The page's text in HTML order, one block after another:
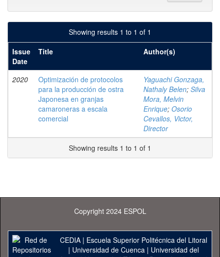
Showing results 1 to 1 of 1
Issue
Date
Title Author(s)
2020
Optimización de protocolos
para la producción de ostra
Japonesa en granjas
camaroneras a escala
comercial
Yaguachi Gonzaga,
Nathaly Belen; Silva
Mora, Melvin
Enrique; Osorio
Cevallos, Victor,
Director
Showing results 1 to 1 of 1
Copyright 2024 ESPOL
CEDIA| Escuela Superior Politécnica del Litoral
| Universidad de Cuenca| Universidad del